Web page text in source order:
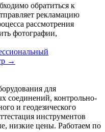
обратиться к
рекламацию
рассмотрения
фотографии,
→
для
соединений, контрольно-
и геодезического
инструментов
низкие цены. Работаем по